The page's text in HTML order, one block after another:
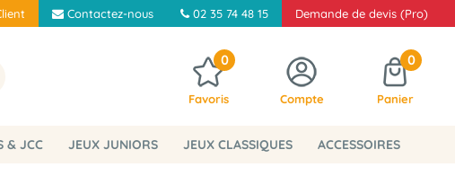
Contactez-nous 02 35 74 48 15 Demande de devis (Pro)
0
Favoris Compte
0
Panier
& JCC JEUX JUNIORS JEUX CLASSIQUES ACCESSOIRES